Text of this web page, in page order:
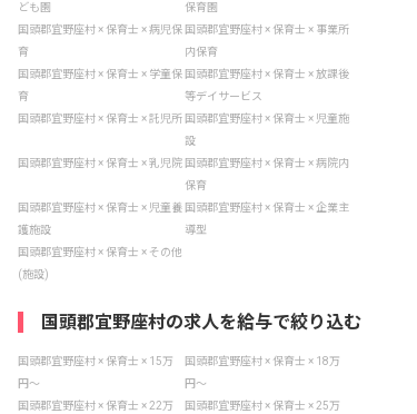
ども園
保育園
国頭郡宜野座村 × 保育士 × 病児保
育
国頭郡宜野座村 × 保育士 × 事業所
内保育
国頭郡宜野座村 × 保育士 × 学童保
育
国頭郡宜野座村 × 保育士 × 放課後
等デイサービス
国頭郡宜野座村 × 保育士 × 託児所 国頭郡宜野座村 × 保育士 × 児童施
設
国頭郡宜野座村 × 保育士 × 乳児院 国頭郡宜野座村 × 保育士 × 病院内
保育
国頭郡宜野座村 × 保育士 × 児童養
護施設
国頭郡宜野座村 × 保育士 × 企業主
導型
国頭郡宜野座村 × 保育士 × その他
(施設)
国頭郡宜野座村の求人を給与で絞り込む
国頭郡宜野座村 × 保育士 × 15万
円〜
国頭郡宜野座村 × 保育士 × 18万
円〜
国頭郡宜野座村 × 保育士 × 22万
国頭郡宜野座村 × 保育士 × 25万